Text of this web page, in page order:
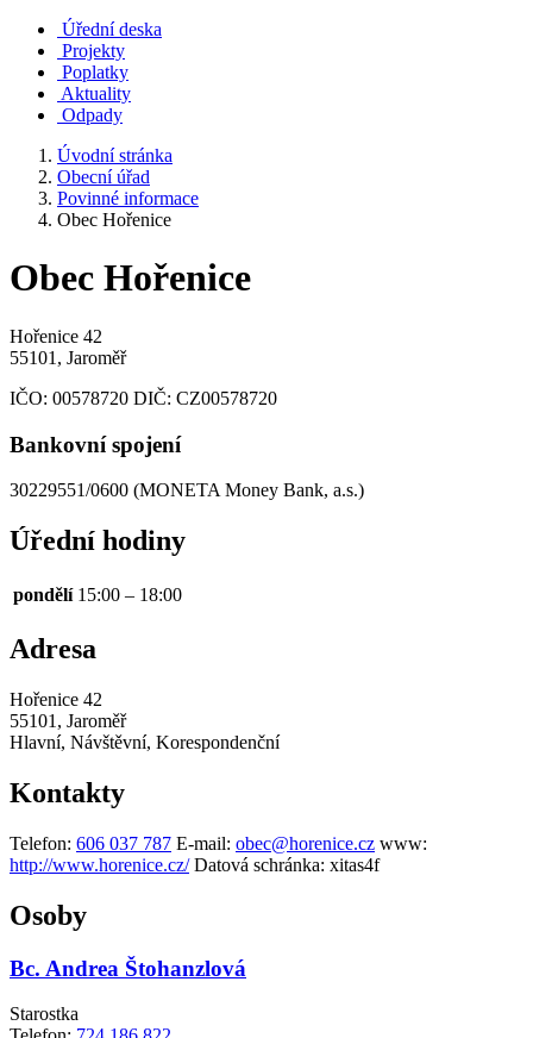
Úřední deska
Projekty
Poplatky
Aktuality
Odpady
Úvodní stránka
Obecní úřad
Povinné informace
Obec Hořenice
Obec Hořenice
Hořenice 42
55101, Jaroměř
IČO: 00578720 DIČ: CZ00578720
Bankovní spojení
30229551/0600 (MONETA Money Bank, a.s.)
Úřední hodiny
pondělí 15:00 – 18:00
Adresa
Hořenice 42
55101, Jaroměř
Hlavní, Návštěvní, Korespondenční
Kontakty
Telefon: 606 037 787 E-mail: obec@horenice.cz www:
http://www.horenice.cz/ Datová schránka: xitas4f
Osoby
Bc. Andrea Štohanzlová
Starostka